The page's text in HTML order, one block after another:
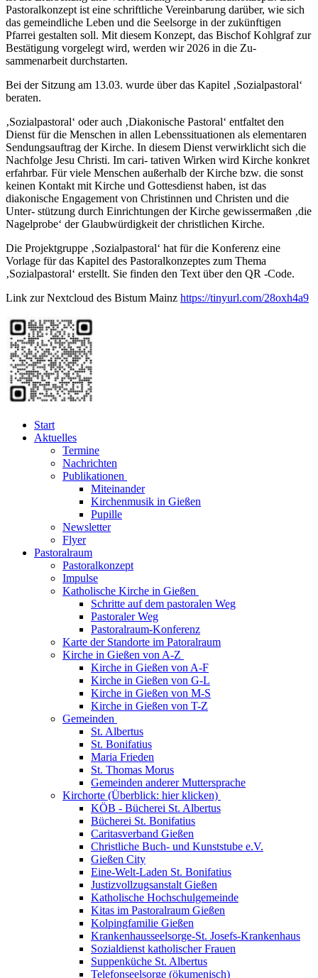
Pastoralkonzept ist eine schriftliche Vereinbarung darüber, wie sich
das gemeindliche Leben und die Seelsorge in der zukünftigen
Pfarrei gestalten soll. Mit diesem Konzept, das Bischof Kohlgraf zur
Bestätigung vorgelegt wird, werden wir 2026 in die Zu-
sammenarbeit durchstarten.
Bei der Sitzung am 13.03. wurde über das Kapitel ‚Sozialpastoral‘
beraten.
‚Sozialpastoral‘ oder auch ‚Diakonische Pastoral‘ entfaltet den
Dienst für die Menschen in allen Lebenssituationen als elementaren
Sendungsauftrag der Kirche. In diesem Dienst verwirklicht sich die
Nachfolge Jesu Christi. Im cari- tativen Wirken wird Kirche konkret
erfahrbar. Für viele Menschen außerhalb der Kirche bzw. die sonst
keinen Kontakt mit Kirche und Gottesdienst haben, ist das
diakonische Engagement von Christinnen und Christen und die
Unter- stützung durch Einrichtungen der Kirche gewissermaßen ‚die
Nagelprobe‘ der Glaubwürdigkeit der christlichen Kirche.
Die Projektgruppe ‚Sozialpastoral‘ hat für die Konferenz eine
Vorlage für das Kapitel des Pastoralkonzeptes zum Thema
‚Sozialpastoral‘ erstellt. Sie finden den Text über den QR -Code.
Link zur Nextcloud des Bistum Mainz https://tinyurl.com/28oxh4a9
Start
Aktuelles
Termine
Nachrichten
Publikationen
Miteinander
Kirchenmusik in Gießen
Pupille
Newsletter
Flyer
Pastoralraum
Pastoralkonzept
Impulse
Katholische Kirche in Gießen
Schritte auf dem pastoralen Weg
Pastoraler Weg
Pastoralraum-Konferenz
Karte der Standorte im Patoralraum
Kirche in Gießen von A-Z
Kirche in Gießen von A-F
Kirche in Gießen von G-L
Kirche in Gießen von M-S
Kirche in Gießen von T-Z
Gemeinden
St. Albertus
St. Bonifatius
Maria Frieden
St. Thomas Morus
Gemeinden anderer Muttersprache
Kirchorte (Überblick: hier klicken)
KÖB - Bücherei St. Albertus
Bücherei St. Bonifatius
Caritasverband Gießen
Christliche Buch- und Kunststube e.V.
Gießen City
Eine-Welt-Laden St. Bonifatius
Justizvollzugsanstalt Gießen
Katholische Hochschulgemeinde
Kitas im Pastoralraum Gießen
Kolpingfamilie Gießen
Krankenhausseelsorge-St. Josefs-Krankenhaus
Sozialdienst katholischer Frauen
Suppenküche St. Albertus
Telefonseelsorge (ökumenisch)